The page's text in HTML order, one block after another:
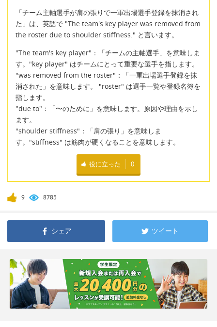
「チーム主軸選手が肩の張りで一軍出場選手登録を抹消され
た」は、英語で "The team's key player was removed from
the roster due to shoulder stiffness." と言います。
"The team's key player"：「チームの主軸選手」を意味しま
す。"key player" はチームにとって重要な選手を指します。
"was removed from the roster"：「一軍出場選手登録を抹
消された」を意味します。 "roster" は選手一覧や登録名簿を
指します。
"due to"：「〜のために」を意味します。原因や理由を示し
ます。
"shoulder stiffness"：「肩の張り」を意味しま
す。"stiffness" は筋肉が硬くなることを意味します。
役に立った 0
9 8785
シェア ツイート